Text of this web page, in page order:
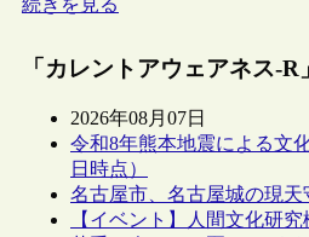
続きを見る
「カレントアウェアネス-
2026年08月07日
令和8年熊本地震による文
日時点）
名古屋市、名古屋城の現天
【イベント】人間文化研